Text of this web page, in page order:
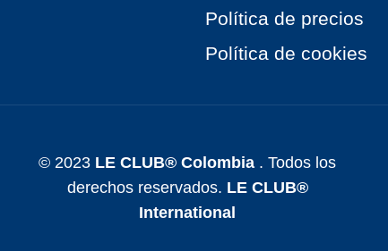
Política de precios
Política de cookies
© 2023 LE CLUB® Colombia . Todos los
derechos reservados. LE CLUB®
International